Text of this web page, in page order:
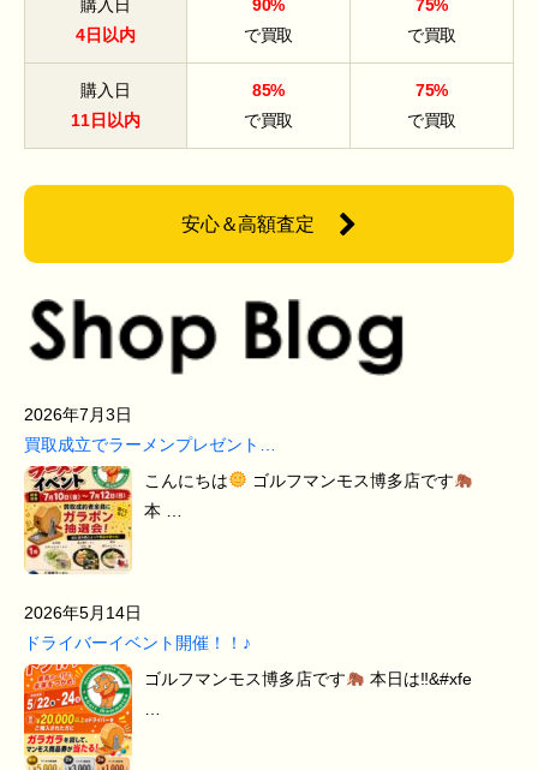
購入日
4日以内
90%
で買取
75%
で買取
購入日
11日以内
85%
で買取
75%
で買取
安心＆高額査定
2026年7月3日
買取成立でラーメンプレゼント…
こんにちは
ゴルフマンモス博多店です
本 …
2026年5月14日
ドライバーイベント開催！！♪
ゴルフマンモス博多店です
本日は‼&#xfe